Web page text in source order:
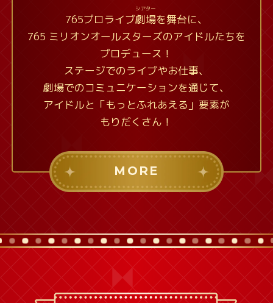
765プロライブ劇場
シアター
を舞台に、
765 ミリオンオールスターズのアイドルたちを
プロデュース！
ステージでのライブやお仕事、
劇場でのコミュニケーションを通じて、
アイドルと「もっとふれあえる」要素が
もりだくさん！
MORE